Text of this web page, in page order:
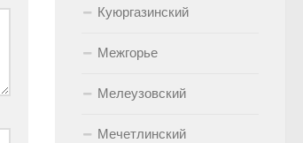
Куюргазинский
Межгорье
Мелеузовский
Мечетлинский